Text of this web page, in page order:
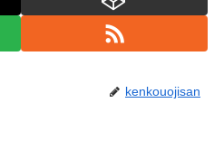
kenkouojisan